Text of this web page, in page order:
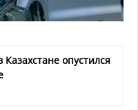
Казахстане опустился